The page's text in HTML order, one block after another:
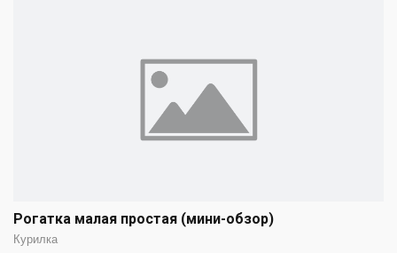
Рогатка малая простая (мини-обзор)
Курилка